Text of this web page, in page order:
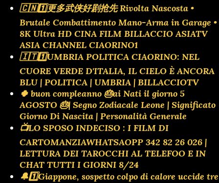
🇨🇳1️⃣更多武侠好剧抢先 Rivolta Nascosta •
Brutale Combattimento Mano-Arma in Garage •
8K Ultra HD CINA FILM BILLACCIO ASIATV
ASIA CHANNEL CIAORINO1
🇮🇹1️⃣UMBRIA POLITICA CIAORINO: NEL
CUORE VERDE D'ITALIA, IL CIELO È ANCORA
BLU | POLITICA | UMBRIA | BILLACCIOTV
🍀 buon compleanno 🎂ai Nati il giorno 5
AGOSTO 🎂| Segno Zodiacale Leone | Significato
Giorno Di Nascita | Personalità Generale
📺LO SPOSO INDECISO : I FILM DI
CARTOMANZIAWHATSAOPP 342 82 26 026 |
LETTURA DEI TAROCCHI AL TELEFOO E IN
CHAT TUTTI I GIORNI 8/24
🔔1️⃣Giappone, sospetto colpo di calore uccide tre